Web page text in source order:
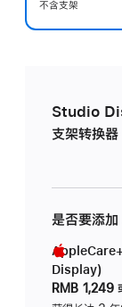
不含支架
Studio
支架转换器
是否要添
AppleCare+
Display)
RMB 1,249